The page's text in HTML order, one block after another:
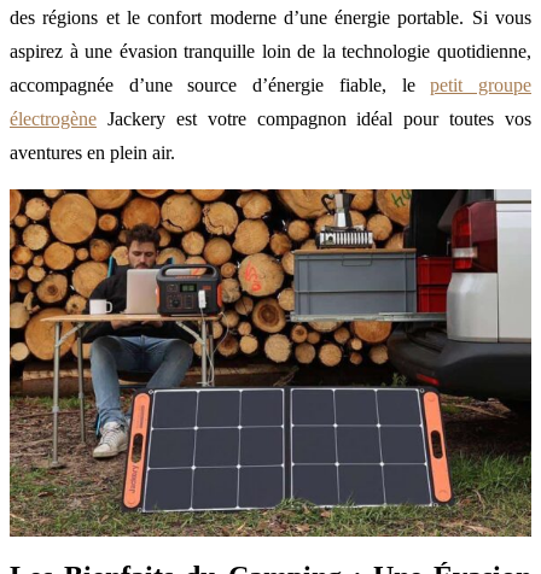
des régions et le confort moderne d’une énergie portable. Si vous
aspirez à une évasion tranquille loin de la technologie quotidienne,
accompagnée d’une source d’énergie fiable, lepetit groupe
électrogène Jackery est votre compagnon idéal pour toutes vos
aventures en plein air.